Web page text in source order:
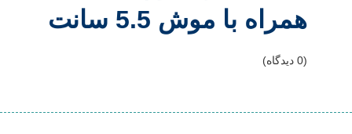
همراه با موش 5.5 سانت
(0 دیدگاه)